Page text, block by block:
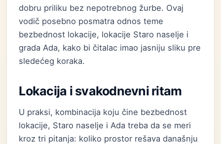
dobru priliku bez nepotrebnog žurbe. Ovaj
vodič posebno posmatra odnos teme
bezbednost lokacije, lokacije Staro naselje i
grada Ada, kako bi čitalac imao jasniju sliku pre
sledećeg koraka.
Lokacija i svakodnevni ritam
U praksi, kombinacija koju čine bezbednost
lokacije, Staro naselje i Ada treba da se meri
kroz tri pitanja: koliko prostor rešava današnju